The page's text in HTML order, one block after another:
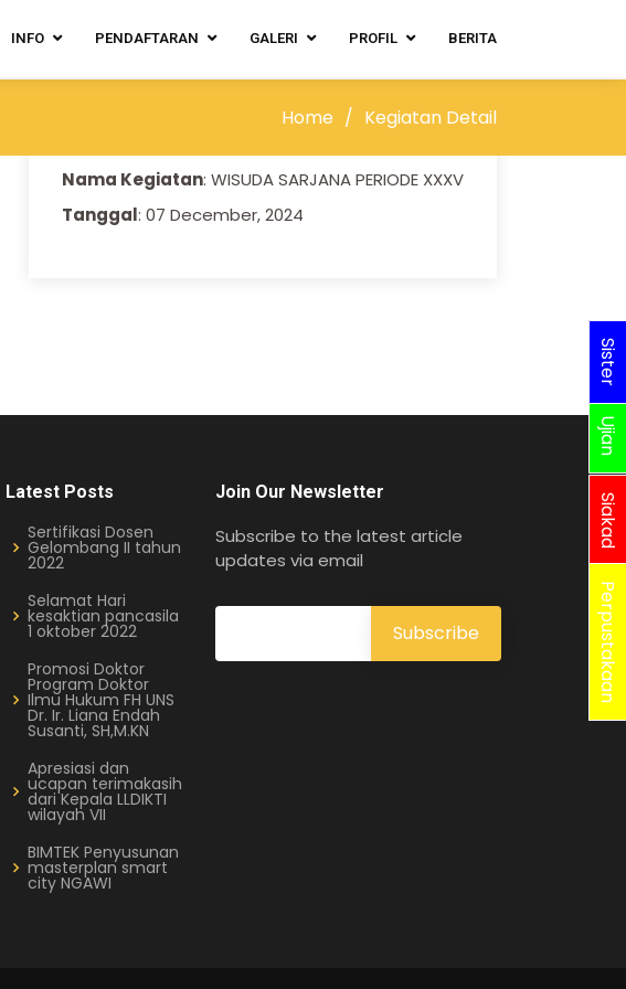
INFO PENDAFTARAN GALERI PROFIL BERITA
Home Kegiatan Detail
Informasi Kegiatan
Nama Kegiatan: WISUDA SARJANA PERIODE XXXV
Tanggal: 07 December, 2024
Latest Posts
Sertifikasi Dosen
Gelombang II tahun
2022
Selamat Hari
kesaktian pancasila
1 oktober 2022
Promosi Doktor
Program Doktor
Ilmu Hukum FH UNS
Dr. Ir. Liana Endah
Susanti, SH,M.KN
Apresiasi dan
ucapan terimakasih
dari Kepala LLDIKTI
wilayah VII
BIMTEK Penyusunan
masterplan smart
city NGAWI
Join Our Newsletter
Subscribe to the latest article
updates via email
Siakad
Ujian
Sister
Perpustakaan